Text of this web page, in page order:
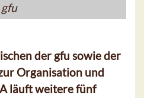
der gfu sowie der
Organisation und
läuft weitere fünf